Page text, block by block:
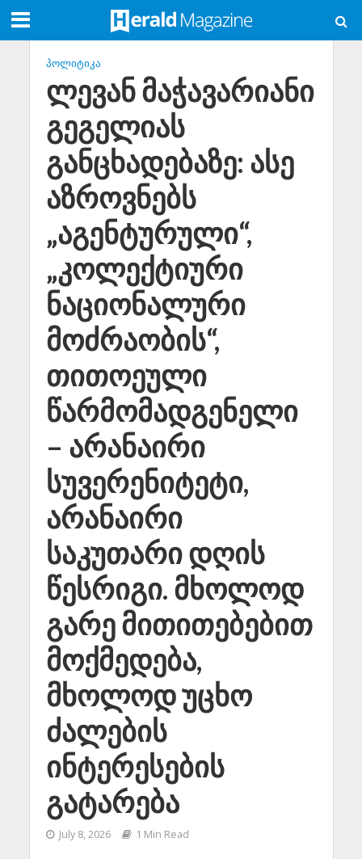
ᲞᲝᲚᲘᲢᲘᲙᲐ
ლევან მაჭავარიანი
გეგელიას
განცხადებაზე: ასე
აზროვნებს
„აგენტურული“,
„კოლექტიური
ნაციონალური
მოძრაობის“,
თითოეული
წარმომადგენელი
– არანაირი
სუვერენიტეტი,
არანაირი
საკუთარი დღის
წესრიგი. მხოლოდ
გარე მითითებებით
მოქმედება,
მხოლოდ უცხო
ძალების
ინტერესების
გატარება
July 8, 2026 1 Min Read